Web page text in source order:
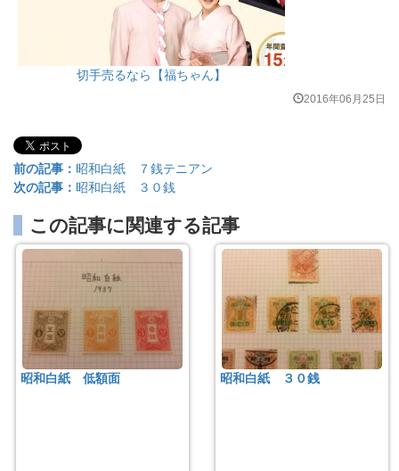
切手売るなら【福ちゃん】
2016年06月25日
前の記事： 昭和白紙 ７銭テニアン
次の記事： 昭和白紙 ３０銭
この記事に関連する記事
昭和白紙 低額面 昭和白紙 ３０銭